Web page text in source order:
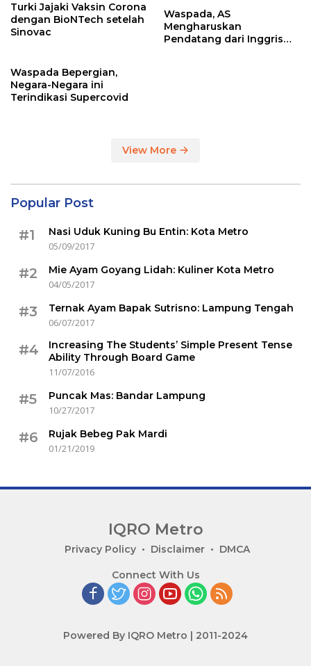
Turki Jajaki Vaksin Corona
dengan BioNTech setelah
Sinovac
Waspada, AS
Mengharuskan
Pendatang dari Inggris
Waspada Bepergian,
Negara-Negara ini
Terindikasi Supercovid
View More
Popular Post
#1
Nasi Uduk Kuning Bu Entin: Kota Metro
05/09/2017
#2
Mie Ayam Goyang Lidah: Kuliner Kota Metro
04/05/2017
#3
Ternak Ayam Bapak Sutrisno: Lampung Tengah
06/07/2017
#4
Increasing The Students’ Simple Present Tense
Ability Through Board Game
11/07/2016
#5
Puncak Mas: Bandar Lampung
10/27/2017
#6
Rujak Bebeg Pak Mardi
01/21/2019
IQRO Metro
Privacy Policy Disclaimer DMCA
Connect With Us
Powered By IQRO Metro | 2011-2024